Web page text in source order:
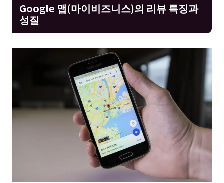
Google 맵(마이비즈니스)의 리뷰 특징과
성질